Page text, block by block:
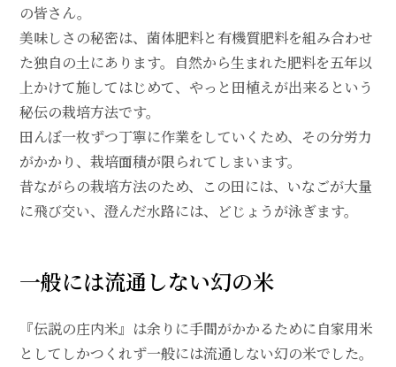
の皆さん。
美味しさの秘密は、菌体肥料と有機質肥料を組み合わせ
た独自の土にあります。自然から生まれた肥料を五年以
上かけて施してはじめて、やっと田植えが出来るという
秘伝の栽培方法です。
田んぼ一枚ずつ丁寧に作業をしていくため、その分労力
がかかり、栽培面積が限られてしまいます。
昔ながらの栽培方法のため、この田には、いなごが大量
に飛び交い、澄んだ水路には、どじょうが泳ぎます。
一般には流通しない幻の米
『伝説の庄内米』は余りに手間がかかるために自家用米
としてしかつくれず一般には流通しない幻の米でした。